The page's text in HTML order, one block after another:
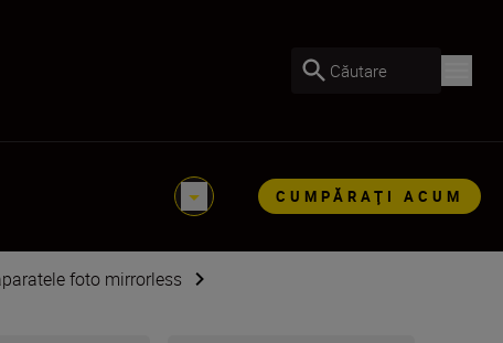
Căutare
CUMPĂRAŢI ACUM
foto mirrorless